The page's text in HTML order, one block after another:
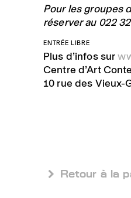
Pour les groupes
réserver au 022
ENTRÉE LIBRE
Plus d’infos sur
Centre d’Art
10 rue des Vieux-
 Retour à la